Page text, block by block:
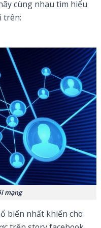
cùng nhau tìm hiểu
trên:
mạng
biến nhất khiến cho